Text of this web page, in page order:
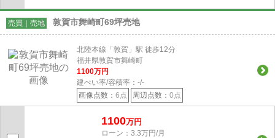
売買｜売地 敦賀市舞崎町69坪売地
北陸本線「敦賀」駅 徒歩12分
福井県敦賀市舞崎町
1100万円
建ぺい率/容積率： -/-
画像点数： 6点 周辺点数： 0点
1100万円
ローン：3.3万円/月